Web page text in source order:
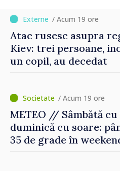
/ Acum 19 ore
Atac rusesc asupra
Kiev: trei persoane,
un copil, au decedat
/ Acum 19 ore
METEO // Sâmbătă cu
duminică cu soare:
35 de grade în